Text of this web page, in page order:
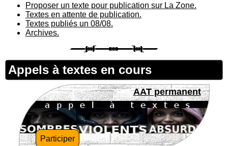
Proposer un texte pour publication sur La Zone.
Textes en attente de publication.
Textes publiés un 08/08.
Archives.
Appels à textes en cours
AAT permanent
Participer